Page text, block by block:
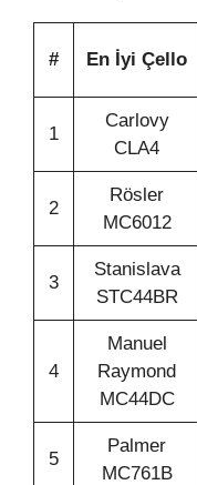
# En İyi Çello
1
Carlovy
CLA4
2
Rösler
MC6012
3
Stanislava
STC44BR
4
Manuel
Raymond
MC44DC
5
Palmer
MC761B